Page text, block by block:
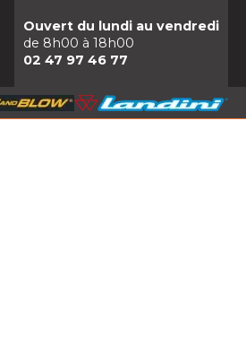
Ouvert du lundi au vendredi
de 8h00 à 18h00
02 47 97 46 77